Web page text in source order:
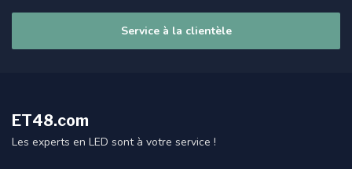
Service à la clientèle
ET48.com
Les experts en LED sont à votre service !